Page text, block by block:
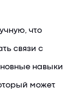
что
связи с
навыки
может